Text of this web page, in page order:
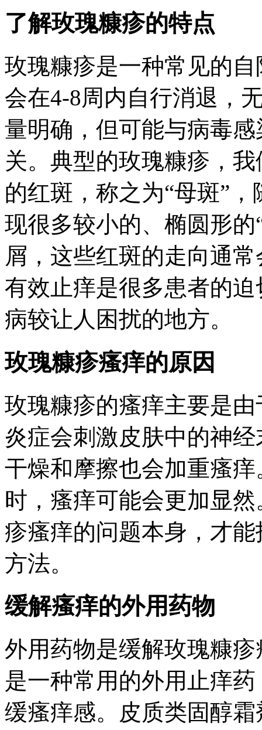
了解玫瑰糠疹的特点
玫瑰糠疹是一种常见的
会在4-8周内自行消退，
量明确，但可能与病毒
关。典型的玫瑰糠疹，
的红斑，称之为“母斑”
现很多较小的、椭圆形
屑，这些红斑的走向通
有效止痒是很多患者的
病较让人困扰的地方。
玫瑰糠疹瘙痒的原因
玫瑰糠疹的瘙痒主要是
炎症会刺激皮肤中的神
干燥和摩擦也会加重瘙
时，瘙痒可能会更加显
疹瘙痒的问题本身，才
方法。
缓解瘙痒的外用药物
外用药物是缓解玫瑰糠
是一种常用的外用止痒
缓瘙痒感。皮质类固醇